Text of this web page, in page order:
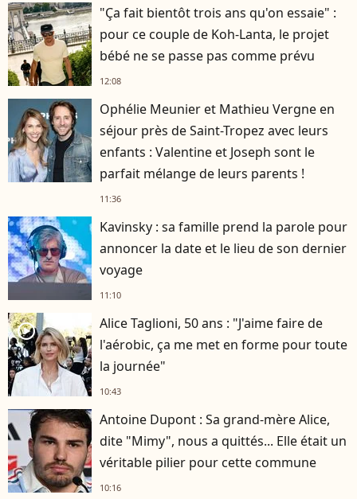
"Ça fait bientôt trois ans qu'on essaie" :
pour ce couple de Koh-Lanta, le projet
bébé ne se passe pas comme prévu
12:08
Ophélie Meunier et Mathieu Vergne en
séjour près de Saint-Tropez avec leurs
enfants : Valentine et Joseph sont le
parfait mélange de leurs parents !
11:36
Kavinsky : sa famille prend la parole pour
annoncer la date et le lieu de son dernier
voyage
11:10
player2
Alice Taglioni, 50 ans : "J'aime faire de
l'aérobic, ça me met en forme pour toute
la journée"
10:43
Antoine Dupont : Sa grand-mère Alice,
dite "Mimy", nous a quittés... Elle était un
véritable pilier pour cette commune
10:16